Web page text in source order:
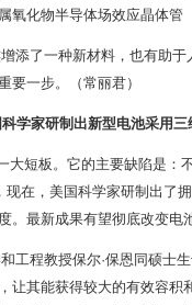
氧化物半导体场效应晶体管
了一种新材料，也有助
要一步。（常丽君）
学家研制出新型电池采用三
短板。它的主要缺陷是：
在，美国科学家研制出了
。最新成果有望彻底改变电
程教授保尔·保恩同硕士
让其能获得较大的有效容